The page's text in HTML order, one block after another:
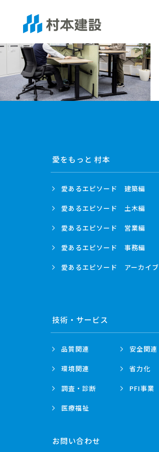
愛をもっと 村本
愛あるエピソード 建築編
愛あるエピソード 土木編
愛あるエピソード 営業編
愛あるエピソード 事務編
愛あるエピソード アーカイブ
技術・ サービス
品質関連 安全関連
環境関連 省力化
調査・診断 PFI事業
医療福祉
お問い合わせ